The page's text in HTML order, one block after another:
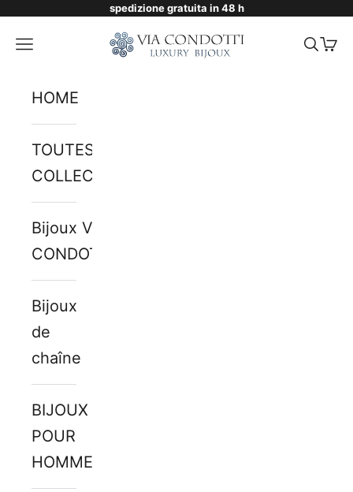
Passer au contenuspedizione gratuita in 48 h
Via Condotti Store
Menu
HOME
TOUTES LES
COLLECTIONS
Bijoux VIA
CONDOTTI
Bijoux
de
chaîne
BIJOUX
POUR
HOMMES